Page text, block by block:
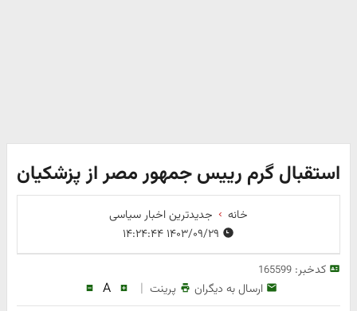
استقبال گرم رییس جمهور مصر از پزشکیان
خانه
جدیدترین اخبار سیاسی
کدخبر:165599
ارسال به دیگران پرینت |
A